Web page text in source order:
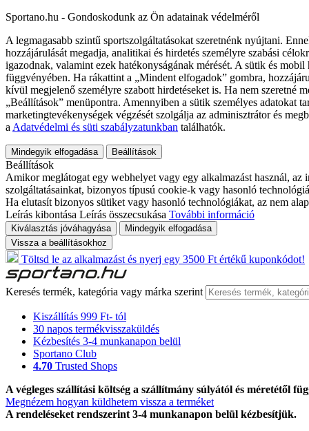
Sportano.hu - Gondoskodunk az Ön adatainak védelméről
A legmagasabb szintű sportszolgáltatásokat szeretnénk nyújtani.
hozzájárulását megadja, analitikai és hirdetés személyre szabási
igazodnak, valamint ezek hatékonyságának mérését. A sütik és
függvényében. Ha rákattint a „Mindent elfogadok” gombra,
kívül megjelenő személyre szabott hirdetéseket is. Ha nem szeretné
„Beállítások” menüpontra. Amennyiben a sütik személyes adatokat
marketingtevékenységek végzését szolgálja az adminisztrátor és
a Adatvédelmi és süti szabályzatunkban találhatók.
Mindegyik elfogadása Beállítások
Beállítások
Amikor meglátogat egy webhelyet vagy egy alkalmazást használ,
szolgáltatásainkat, bizonyos típusú cookie-k vagy hasonló
Ha elutasít bizonyos sütiket vagy hasonló technológiákat, az nem
Leírás kibontása Leírás összecsukása További információ
Kiválasztás jóváhagyása
Mindegyik elfogadása
Vissza a beállításokhoz
Töltsd le az alkalmazást és nyerj egy 3500 Ft értékű kuponkódot!
Keresés termék, kategória vagy márka szerint
Kiszállítás 999 Ft- tól
30 napos termékvisszaküldés
Kézbesítés 3-4 munkanapon belül
Sportano Club
4.70 Trusted Shops
A végleges szállítási költség a szállítmány súlyától és méretétől
Megnézem hogyan küldhetem vissza a terméket
A rendeléseket rendszerint 3-4 munkanapon belül kézbesítjük.